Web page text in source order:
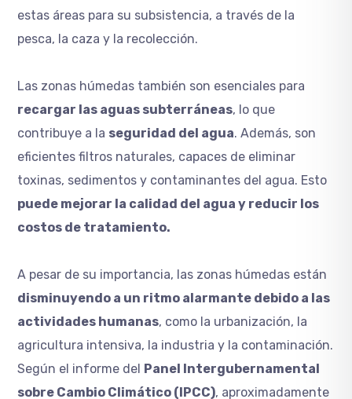
estas áreas para su subsistencia, a través de la
pesca, la caza y la recolección.
Las zonas húmedas también son esenciales para
recargar las aguas subterráneas, lo que
contribuye a la seguridad del agua. Además, son
eficientes filtros naturales, capaces de eliminar
toxinas, sedimentos y contaminantes del agua. Esto
puede mejorar la calidad del agua y reducir los
costos de tratamiento.
A pesar de su importancia, las zonas húmedas están
disminuyendo a un ritmo alarmante debido a las
actividades humanas, como la urbanización, la
agricultura intensiva, la industria y la contaminación.
Según el informe del Panel Intergubernamental
sobre Cambio Climático (IPCC), aproximadamente